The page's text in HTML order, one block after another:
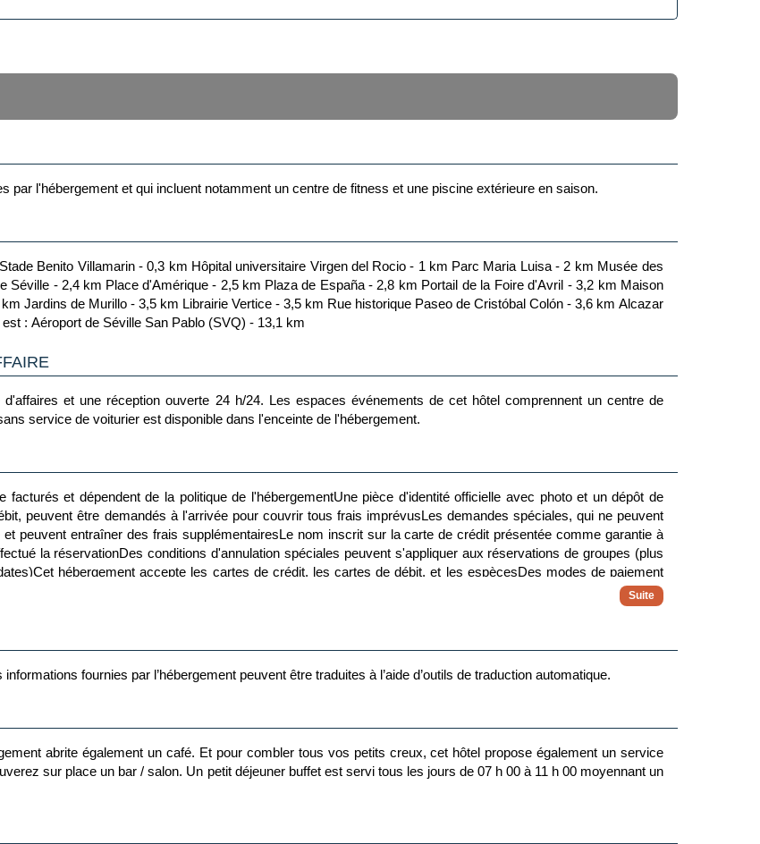
l'hébergement et qui incluent notamment un centre de fitness et une piscine extérieure en saison.
del Rocio - 1 km Parc Maria Luisa - 2 km Musée des
plus proche est : Aéroport de Séville San Pablo (SVQ) - 13,1 km
et une réception ouverte 24 h/24. Les espaces événements de cet hôtel comprennent un centre de
service de voiturier est disponible dans l'enceinte de l'hébergement.
et dépendent de la politique de l'hébergementUne pièce d'identité officielle avec photo et un dépôt de
peuvent être demandés à l'arrivée pour couvrir tous frais imprévusLes demandes spéciales, qui ne peuvent
peuvent entraîner des frais supplémentairesLe nom inscrit sur la carte de crédit présentée comme garantie à
la réservationDes conditions d'annulation spéciales peuvent s'appliquer aux réservations de groupes (plus
hébergement accepte les cartes de crédit, les cartes de débit, et les espècesDes modes de paiement
dispositifs de sécurité suivants : un détecteur de monoxyde de carbone, un extincteur, un détecteur de fumée
extérieurs comme des balcons, des patios ou des terrasses potentiellement non adaptés aux enfants. Si
contacter l'hébergement avant votre arrivée afin de savoir s'il peut vous accueillir dans une chambre
pour les voyageurs peuvent différer selon le pays et l'hébergement. Les règles mentionnées sont fournies par
fournies par l’hébergement peuvent être traduites à l’aide d’outils de traduction automatique.
abrite également un café. Et pour combler tous vos petits creux, cet hôtel propose également un service
sur place un bar / salon. Un petit déjeuner buffet est servi tous les jours de 07 h 00 à 11 h 00 moyennant un